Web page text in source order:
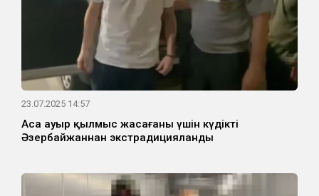
23.07.2025 14:57
Аса ауыр қылмыс жасағаны үшін күдікті
Әзербайжаннан экстрадицияланды